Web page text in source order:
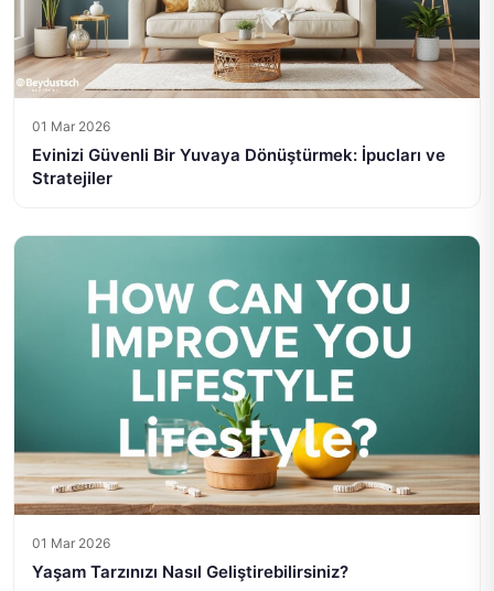
01 Mar 2026
Evinizi Güvenli Bir Yuvaya Dönüştürmek: İpucları ve
Stratejiler
01 Mar 2026
Yaşam Tarzınızı Nasıl Geliştirebilirsiniz?